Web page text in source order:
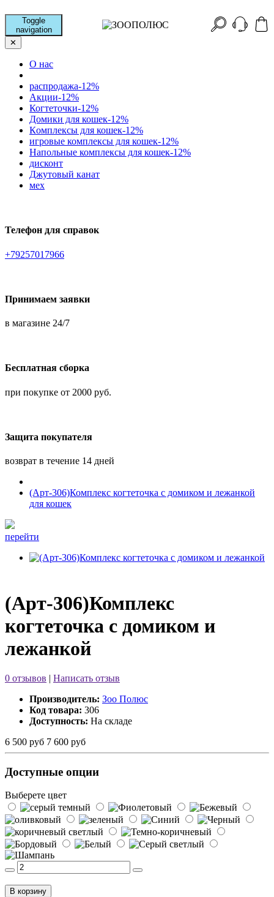
Toggle
navigation
✕
О нас
распродажа-12%
Акции-12%
Когтеточки-12%
Домики для кошек-12%
Кoмплексы для кошек-12%
игровые комплексы для кошек-12%
Напольные комплексы для кошек-12%
дисконт
Джутовый канат
мех
Телефон для справок
+79257017966
Принимаем заявки
в магазине 24/7
Бесплатная сборка
при покупке от 2000 руб.
Защита покупателя
возврат в течение 14 дней
(Арт-306)Комплекс когтеточка с домиком и лежанкой
для кошек
перейти
(Арт-306)Комплекс
когтеточка с домиком и
лежанкой
0 отзывов | Написать отзыв
Производитель: Зоо Полюс
Код товара: 306
Доступность: На складе
6 500 руб 7 600 руб
Доступные опции
Выберете цвет
В корзину